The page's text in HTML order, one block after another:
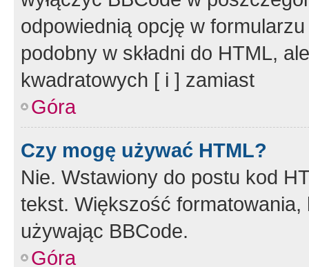
odpowiednią opcję w
podobny w składni do HTML,
kwadratowych [ i ] zamiast
Góra
Czy mogę używać HTML?
Nie. Wstawiony do postu kod
tekst. Większość
używając BBCode.
Góra